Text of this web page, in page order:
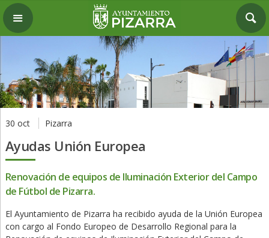
30 oct Pizarra
Ayudas Unión Europea
Renovación de equipos de Iluminación Exterior del Campo
de Fútbol de Pizarra.
El Ayuntamiento de Pizarra ha recibido ayuda de la Unión Europea
con cargo al Fondo Europeo de Desarrollo Regional para la